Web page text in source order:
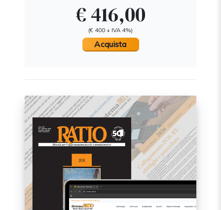
€ 416,00
(€ 400 + IVA 4%)
Acquista